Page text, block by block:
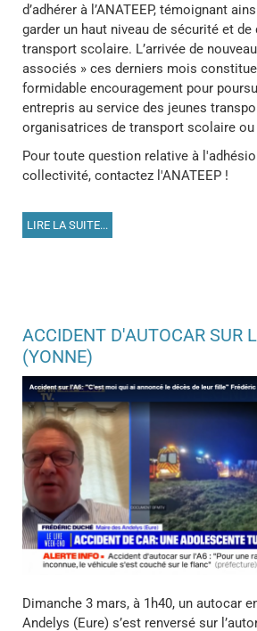
d’adhérer à l’ANATEEP, témoignant
garder un haut niveau de sécurité et
transport scolaire. L’arrivée de
associés » ces derniers mois constitue,
formidable encouragement pour
entrepris au service des jeunes
organisatrices de transport scolaire
Pour toute question relative à
collectivité, contactez l'ANATEEP !
LIRE LA SUITE...
ACCIDENT D'AUTOCAR SUR
(YONNE)
Dimanche 3 mars, à 1h40, un autocar
Andelys (Eure) s’est renversé sur